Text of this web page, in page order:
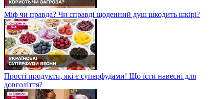
Міф чи правда? Чи справді щоденний душ шкодить шкірі?
Прості продукти, які є суперфудами! Що їсти навесні для
довголіття?